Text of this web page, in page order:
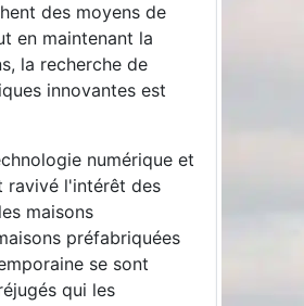
des moyens de
en maintenant la
la recherche de
innovantes est
numérique et
ravivé l'intérêt des
maisons
préfabriquées
se sont
qui les